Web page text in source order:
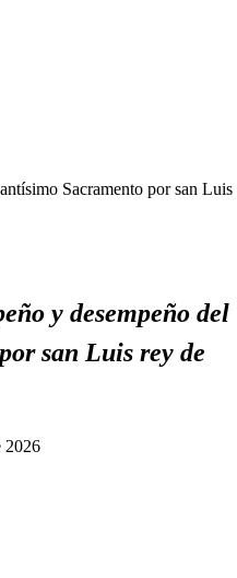
Sacramento por san Luis
y desempeño del
san Luis rey de
2026